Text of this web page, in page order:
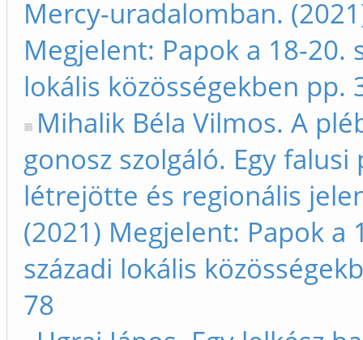
Mercy-uradalomban.
Megjelent: Papok a 18-20.
lokális közösségekben pp.
Mihalik Béla Vilmos. A
gonosz szolgáló. Egy falusi
létrejötte és regionális
(2021) Megjelent: Papok a
századi lokális
78